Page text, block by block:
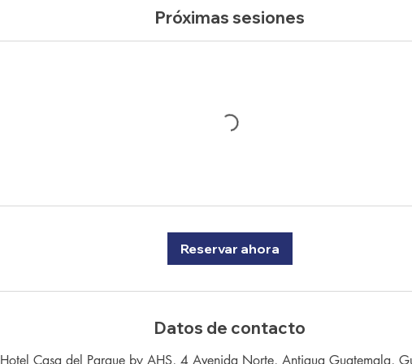
Próximas sesiones
Reservar ahora
Datos de contacto
Hotel Casa del Parque by AHS, 4 Avenida Norte, Antigua Guatemala,